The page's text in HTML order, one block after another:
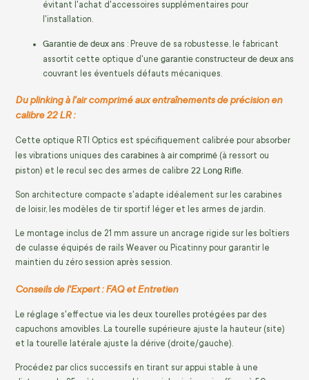
évitant l'achat d'accessoires supplémentaires pour
l'installation.
Garantie de deux ans : Preuve de sa robustesse, le fabricant
assortit cette optique d'une garantie constructeur de deux ans
couvrant les éventuels défauts mécaniques.
Du plinking à l'air comprimé aux entraînements de précision en
calibre 22 LR :
Cette optique RTI Optics est spécifiquement calibrée pour absorber
les vibrations uniques des carabines à air comprimé (à ressort ou
piston) et le recul sec des armes de calibre 22 Long Rifle.
Son architecture compacte s'adapte idéalement sur les carabines
de loisir, les modèles de tir sportif léger et les armes de jardin.
Le montage inclus de 21 mm assure un ancrage rigide sur les boîtiers
de culasse équipés de rails Weaver ou Picatinny pour garantir le
maintien du zéro session après session.
Conseils de l'Expert : FAQ et Entretien
Le réglage s'effectue via les deux tourelles protégées par des
capuchons amovibles. La tourelle supérieure ajuste la hauteur (site)
et la tourelle latérale ajuste la dérive (droite/gauche).
Procédez par clics successifs en tirant sur appui stable à une